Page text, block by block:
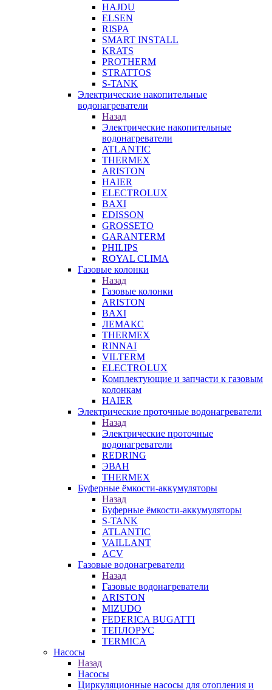
HAJDU
ELSEN
RISPA
SMART INSTALL
KRATS
PROTHERM
STRATTOS
S-TANK
Электрические накопительные
водонагреватели
Назад
Электрические накопительные
водонагреватели
ATLANTIC
THERMEX
ARISTON
HAIER
ELECTROLUX
BAXI
EDISSON
GROSSETO
GARANTERM
PHILIPS
ROYAL CLIMA
Газовые колонки
Назад
Газовые колонки
ARISTON
BAXI
ЛЕМАКС
THERMEX
RINNAI
VILTERM
ELECTROLUX
Комплектующие и запчасти к газовым
колонкам
HAIER
Электрические проточные водонагреватели
Назад
Электрические проточные
водонагреватели
REDRING
ЭВАН
THERMEX
Буферные ёмкости-аккумуляторы
Назад
Буферные ёмкости-аккумуляторы
S-TANK
ATLANTIC
VAILLANT
ACV
Газовые водонагреватели
Назад
Газовые водонагреватели
ARISTON
MIZUDO
FEDERICA BUGATTI
ТЕПЛОРУС
TERMICA
Насосы
Назад
Насосы
Циркуляционные насосы для отопления и